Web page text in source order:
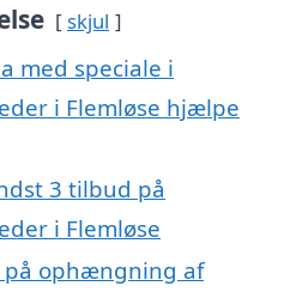
skjul
med speciale i
i Flemløse hjælpe
3 tilbud på
i Flemløse
på ophængning af